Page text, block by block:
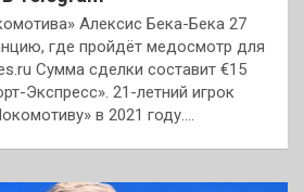
Алексис Бека-Бека 27
где пройдёт медосмотр для
Сумма сделки составит €15
Экспресс». 21-летний игрок
в 2021 году.…